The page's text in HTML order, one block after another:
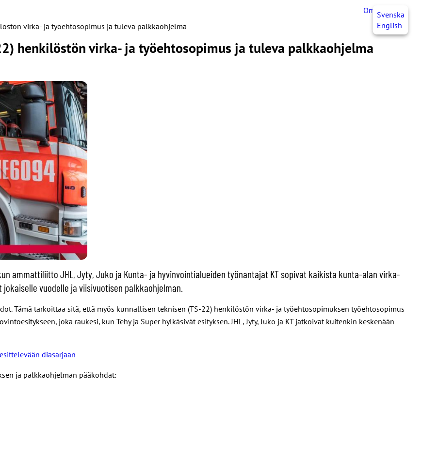
OmaJHLSvenska
English
virka- ja työehtosopimus ja tuleva palkkaohjelma
henkilöstön virka- ja työehtosopimus ja tuleva palkkaohjelma
ammattiliitto JHL, Jyty, Juko ja Kunta- ja hyvinvointialueiden työnantajat KT sopivat kaikista kunta-alan virka-
vuodelle ja viisivuotisen palkkaohjelman.
Tämä tarkoittaa sitä, että myös kunnallisen teknisen (TS-22) henkilöstön virka- ja työehtosopimuksen työehtosopimus
joka raukesi, kun Tehy ja Super hylkäsivät esityksen. JHL, Jyty, Juko ja KT jatkoivat kuitenkin keskenään
diasarjaan
ja palkkaohjelman pääkohdat: